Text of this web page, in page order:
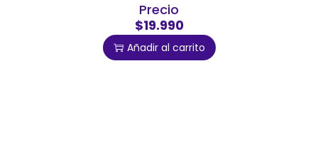
Precio
$19.990
Añadir al carrito